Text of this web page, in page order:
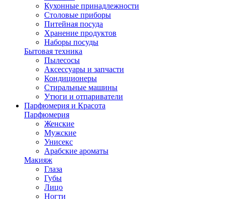
Кухонные принадлежности
Столовые приборы
Питейная посуда
Хранение продуктов
Наборы посуды
Бытовая техника
Пылесосы
Аксессуары и запчасти
Кондиционеры
Стиральные машины
Утюги и отпариватели
Парфюмерия и Красота
Парфюмерия
Женские
Мужские
Унисекс
Арабские ароматы
Макияж
Глаза
Губы
Лицо
Ногти